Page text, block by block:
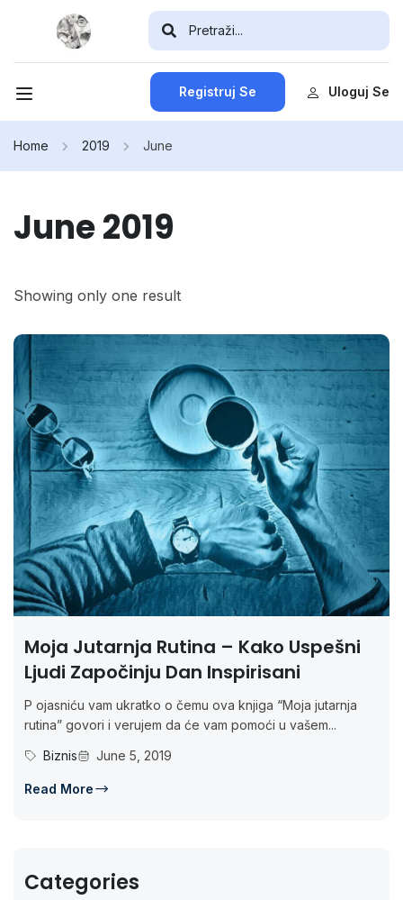
Registruj Se Uloguj Se
Home 2019 June
June 2019
Showing only one result
Moja Jutarnja Rutina – Kako Uspešni
Ljudi Započinju Dan Inspirisani
P ojasniću vam ukratko o čemu ova knjiga “Moja jutarnja
rutina” govori i verujem da će vam pomoći u vašem...
Biznis
June 5, 2019
Read More
Categories